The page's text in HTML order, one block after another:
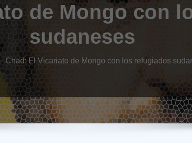
de Mongo con
sudaneses
Chad: El Vicariato de Mongo con los refugiados